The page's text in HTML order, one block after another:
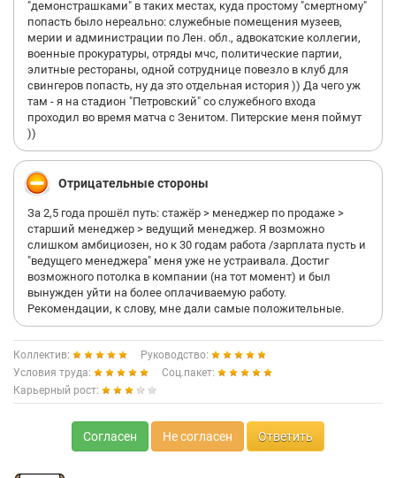
"демонстрашками" в таких местах, куда простому "смертному"
попасть было нереально: служебные помещения музеев,
мерии и администрации по Лен. обл., адвокатские коллегии,
военные прокуратуры, отряды мчс, политические партии,
элитные рестораны, одной сотруднице повезло в клуб для
свингеров попасть, ну да это отдельная история )) Да чего уж
там - я на стадион "Петровский" со служебного входа
проходил во время матча с Зенитом. Питерские меня поймут
))
Отрицательные стороны
За 2,5 года прошёл путь: стажёр > менеджер по продаже >
старший менеджер > ведущий менеджер. Я возможно
слишком амбициозен, но к 30 годам работа /зарплата пусть и
"ведущего менеджера" меня уже не устраивала. Достиг
возможного потолка в компании (на тот момент) и был
вынужден уйти на более оплачиваемую работу.
Рекомендации, к слову, мне дали самые положительные.
Коллектив:
Руководство:
Условия труда:
Соц.пакет:
Карьерный рост:
Согласен Не согласен Ответить